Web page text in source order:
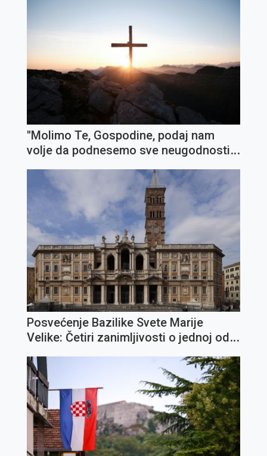
''Molimo Te, Gospodine, podaj nam
volje da podnesemo sve neugodnosti i
Posvećenje Bazilike Svete Marije
Velike: Četiri zanimljivosti o jednoj od